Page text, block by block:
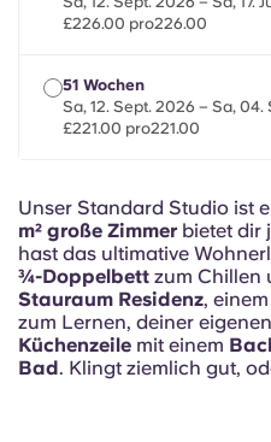
£226.00 pro226.00
51 Wochen
Sa, 12. Sept. 2026 – Sa, 04.
£221.00 pro221.00
Unser Standard Studio ist
m² große Zimmer bietet dir
hast das ultimative
¾-Doppelbett zum Chillen
Stauraum Residenz,
zum Lernen, deiner eigenen
Küchenzeile mit einem
Bad. Klingt ziemlich gut,